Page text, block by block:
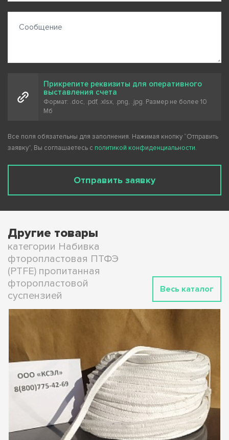
Прикрепите реквизиты для оперативного
выставления счета
Формат: .doc, .pdf, .xlsx, .png, .jpg. Размер не более 10
Мб
Все поля обязательны для заполнения. Нажимая кнопку “Отправить
заявку”, Вы соглашаетесь с политикой конфиденциальности.
Другие товары
категории Набивка
фторопластовая ПТФЭ
(PTFE) пропитанная
фторопластовой
суспензией
Весь каталог